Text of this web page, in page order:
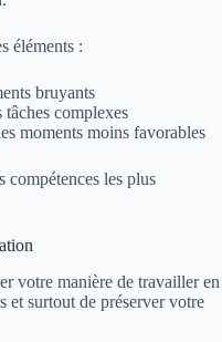
éléments :
bruyants
complexes
moments moins favorables
compétences les plus
votre manière de travailler en
et surtout de préserver votre